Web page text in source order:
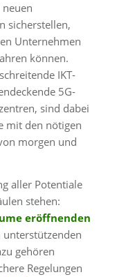
sicherstellen,
Unternehmen
können.
IKT-
5G-
sind dabei
mit den nötigen
morgen und
aller Potentiale
stehen:
eröffnenden
unterstützenden
gehören
Regelungen